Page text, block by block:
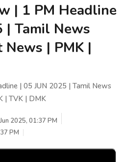
| 1 PM Headline
| Tamil News
| PMK |
| 05 JUN 2025 | Tamil News
| TVK | DMK
2025, 01:37 PM
PM